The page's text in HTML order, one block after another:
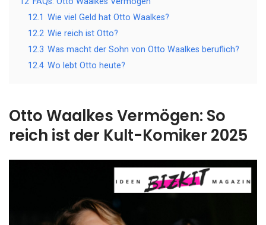
12.1 Wie viel Geld hat Otto Waalkes?
12.2 Wie reich ist Otto?
12.3 Was macht der Sohn von Otto Waalkes beruflich?
12.4 Wo lebt Otto heute?
Otto Waalkes Vermögen: So
reich ist der Kult-Komiker 2025